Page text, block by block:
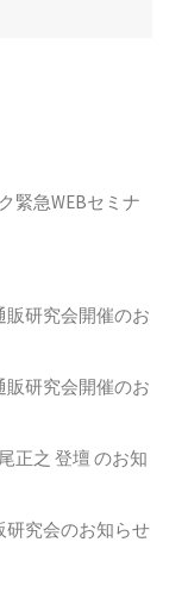
緊急WEBセミナ
販研究会開催のお
販研究会開催のお
正之 登壇 のお知
研究会のお知らせ